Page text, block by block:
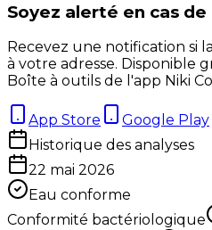
Soyez alerté en cas
Recevez une notification si
à votre adresse. Disponible
Boîte à outils de l'app Niki
App Store
Google Play
Historique des analyses
22 mai 2026
Eau conforme
Conformité bactériologique